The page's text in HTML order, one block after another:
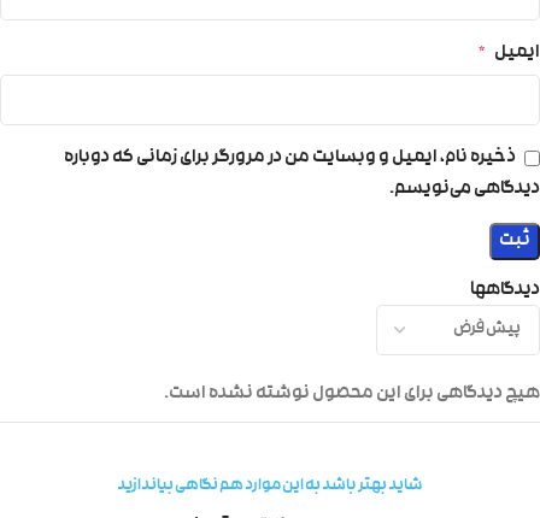
دیدگاهها
هیچ دیدگاهی برای این محصول نوشته نشده است.
ایمیل *
ذخیره نام، ایمیل و وبسایت من در مرورگر برای زمانی که دوباره
دیدگاهی می‌نویسم.
شاید بهتر باشد به این موارد هم نگاهی بیاندازید